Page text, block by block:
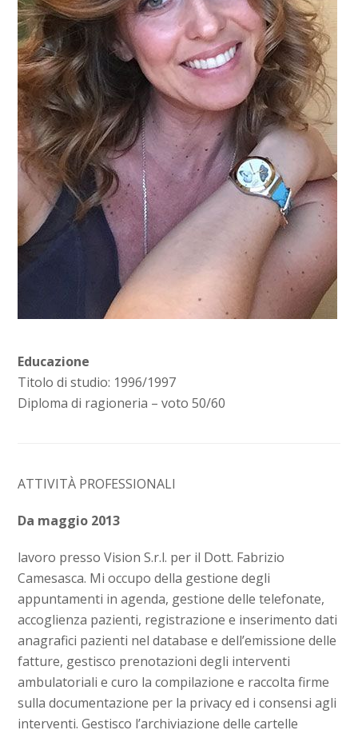
Educazione
Titolo di studio: 1996/1997
Diploma di ragioneria – voto 50/60
ATTIVITÀ PROFESSIONALI
Da maggio 2013
lavoro presso Vision S.r.l. per il Dott. Fabrizio
Camesasca. Mi occupo della gestione degli
appuntamenti in agenda, gestione delle telefonate,
accoglienza pazienti, registrazione e inserimento dati
anagrafici pazienti nel database e dell’emissione delle
fatture, gestisco prenotazioni degli interventi
ambulatoriali e curo la compilazione e raccolta firme
sulla documentazione per la privacy ed i consensi agli
interventi. Gestisco l’archiviazione delle cartelle